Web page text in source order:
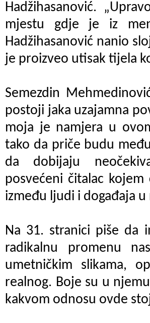
Hadžihasanović.
mjestu gdje je iz
Hadžihasanović nanio
je proizveo utisak tijela
Semezdin
postoji jaka uzajamna
moja je namjera u
tako da priče budu
da dobijaju
posvećeni čitalac
između ljudi i događaja
Na 31. stranici piše da
radikalnu promenu
umetničkim slikama,
realnog. Boje su u
kakvom odnosu ovde